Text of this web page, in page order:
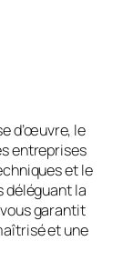
d’œuvre, le
entreprises
et le
déléguant la
garantit
et une